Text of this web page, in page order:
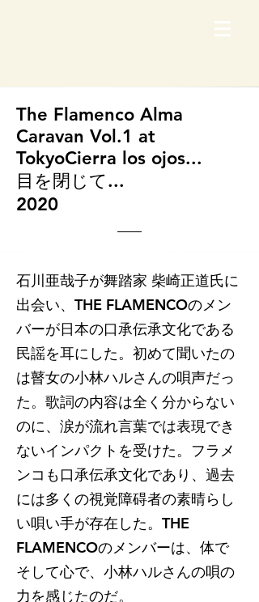
The Flamenco Alma
Caravan Vol.1 at
TokyoCierra los ojos...
目を閉じて...
​2020
石川亜哉子が舞踏家 柴崎正道氏に
出会い、THE FLAMENCOのメン
バーが日本の口承伝承文化である
民謡を耳にした。初めて聞いたの
は瞽女の小林ハルさんの唄声だっ
た。歌詞の内容は全く分からない
のに、涙が流れ言葉では表現でき
ないインパクトを受けた。フラメ
ンコも口承伝承文化であり、過去
には多くの視覚障碍者の素晴らし
い唄い手が存在した。THE
FLAMENCOのメンバーは、体で
そして心で、小林ハルさんの唄の
力を感じたのだ。